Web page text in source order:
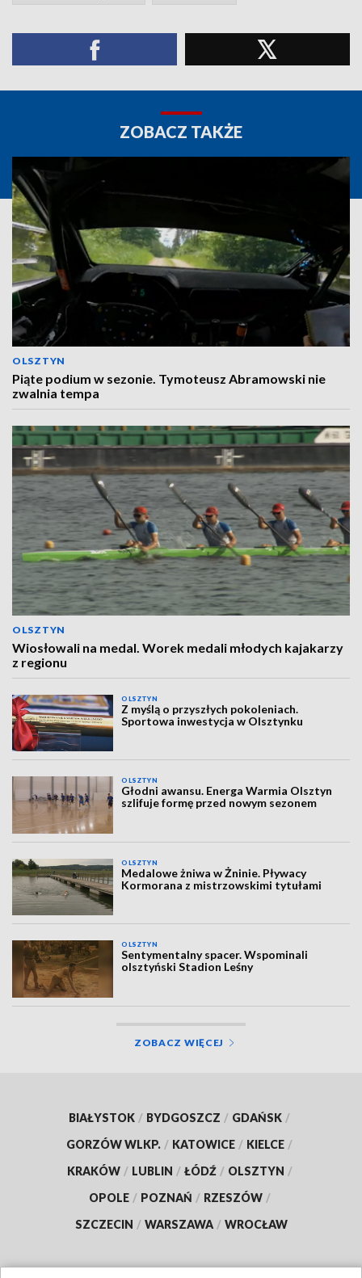
ZOBACZ TAKŻE
OLSZTYN
Piąte podium w sezonie. Tymoteusz Abramowski nie
zwalnia tempa
OLSZTYN
Wiosłowali na medal. Worek medali młodych kajakarzy
z regionu
OLSZTYN
Z myślą o przyszłych pokoleniach.
Sportowa inwestycja w Olsztynku
OLSZTYN
Głodni awansu. Energa Warmia Olsztyn
szlifuje formę przed nowym sezonem
OLSZTYN
Medalowe żniwa w Żninie. Pływacy
Kormorana z mistrzowskimi tytułami
OLSZTYN
Sentymentalny spacer. Wspominali
olsztyński Stadion Leśny
ZOBACZ WIĘCEJ
BIAŁYSTOK / BYDGOSZCZ / GDAŃSK /
GORZÓW WLKP. / KATOWICE / KIELCE /
KRAKÓW / LUBLIN / ŁÓDŹ / OLSZTYN /
OPOLE / POZNAŃ / RZESZÓW /
SZCZECIN / WARSZAWA / WROCŁAW